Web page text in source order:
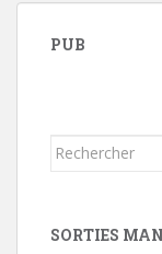
PUB
Rechercher...
SORTIES